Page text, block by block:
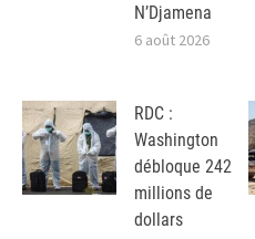
N’Djamena
6 août 2026
RDC :
Washington
débloque 242
millions de
dollars